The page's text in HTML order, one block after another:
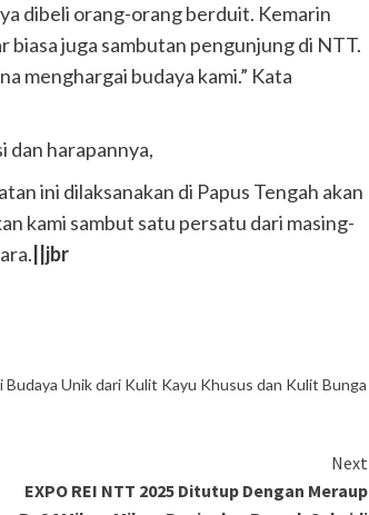
dibeli orang-orang berduit. Kemarin
biasa juga sambutan pengunjung di NTT.
menghargai budaya kami.” Kata
dan harapannya,
ini dilaksanakan di Papus Tengah akan
kami sambut satu persatu dari masing-
||jbr
Unik dari Kulit Kayu Khusus dan Kulit Bunga
Next
EXPO REI NTT 2025 Ditutup Dengan Meraup